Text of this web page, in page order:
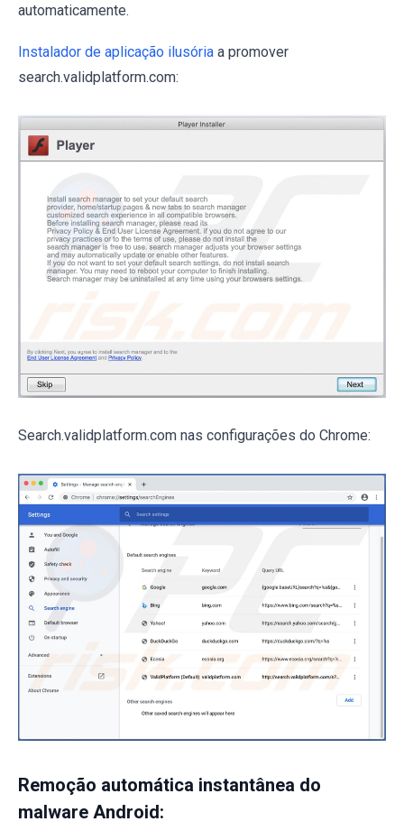
automaticamente.
Instalador de aplicação ilusória a promover
search.validplatform.com:
Search.validplatform.com nas configurações do Chrome:
Remoção automática instantânea do
malware Android: